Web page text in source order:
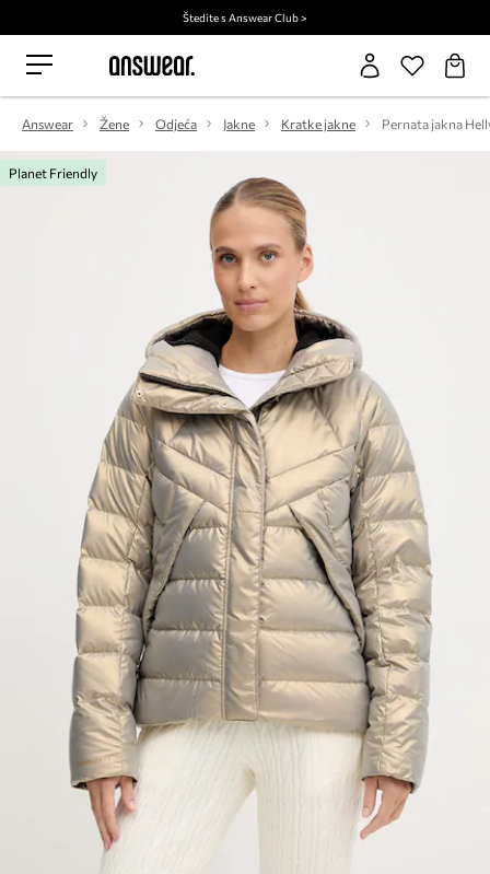
Štedite s Answear Club >
Answear Žene Odjeća Jakne Kratke jakne
Planet Friendly